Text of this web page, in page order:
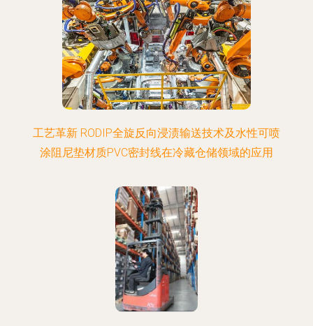
工艺革新 RODIP全旋反向浸渍输送技术及水性可喷
涂阻尼垫材质PVC密封线在冷藏仓储领域的应用